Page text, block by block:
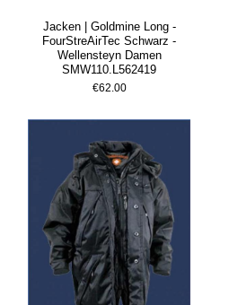
Jacken | Goldmine Long -
FourStreAirTec Schwarz -
Wellensteyn Damen
SMW110.L562419
€62.00